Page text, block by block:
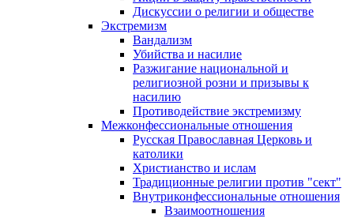
Дискуссии о религии и обществе
Экстремизм
Вандализм
Убийства и насилие
Разжигание национальной и
религиозной розни и призывы к
насилию
Противодействие экстремизму
Межконфессиональные отношения
Русская Православная Церковь и
католики
Христианство и ислам
Традиционные религии против "сект"
Внутриконфессиональные отношения
Взаимоотношения